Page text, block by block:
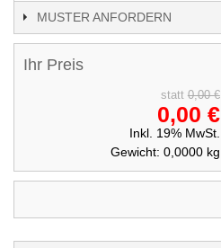
MUSTER ANFORDERN
Ihr Preis
statt 0,00 €
0,00 €
Inkl. 19% MwSt.
Gewicht: 0,0000kg